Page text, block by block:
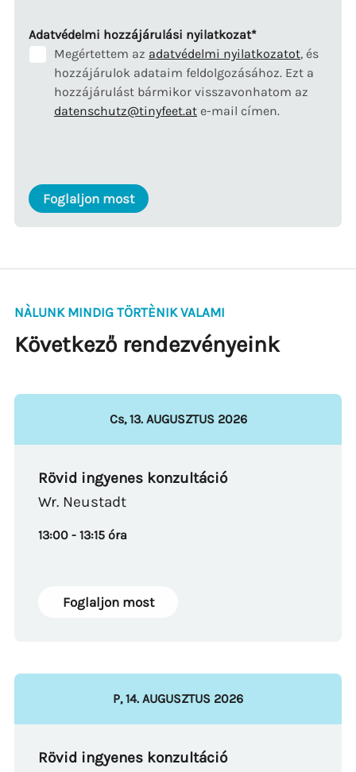
Mandatory
Adatvédelmi hozzájárulási nyilatkozat*
Megértettem az adatvédelmi nyilatkozatot, és
hozzájárulok adataim feldolgozásához. Ezt a
hozzájárulást bármikor visszavonhatom az
datenschutz@tinyfeet.at e-mail címen.
Foglaljon most
NÀLUNK MINDIG TÖRTÈNIK VALAMI
Következő rendezvényeink
Cs,13. AUGUSZTUS2026
Rövid ingyenes konzultáció
Wr. Neustadt
13:00 - 13:15 óra
Foglaljon most
P,14. AUGUSZTUS 2026
Rövid ingyenes konzultáció